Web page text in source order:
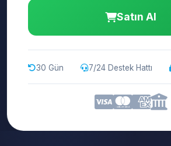
Satın Al
30 Gün 7/24 Destek Hattı